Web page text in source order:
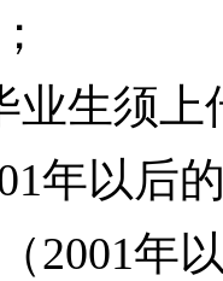
生须上
年以后
2001年